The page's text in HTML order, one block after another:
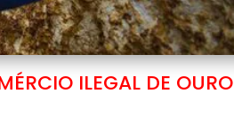
ILEGAL DE OURO